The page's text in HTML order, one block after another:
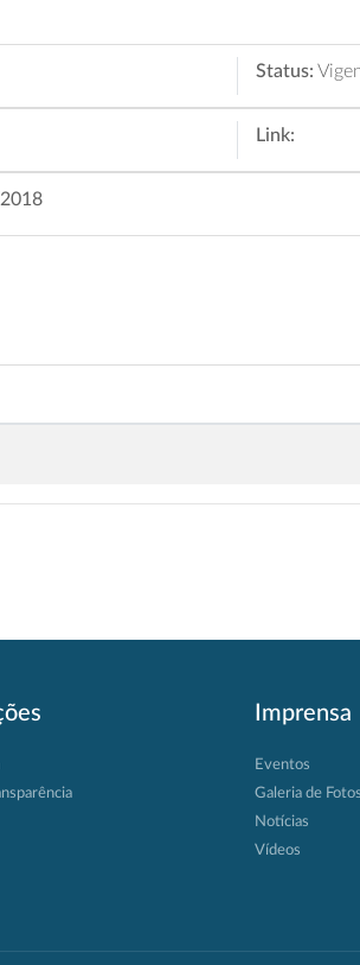
Status:
Link:
Imprensa
Eventos
Galeria de Fotos
Notícias
Vídeos